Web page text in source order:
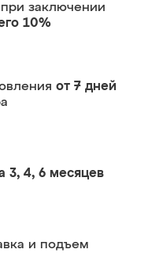
при заключении
10%
от 7 дней
3, 4, 6 месяцев
и подъем